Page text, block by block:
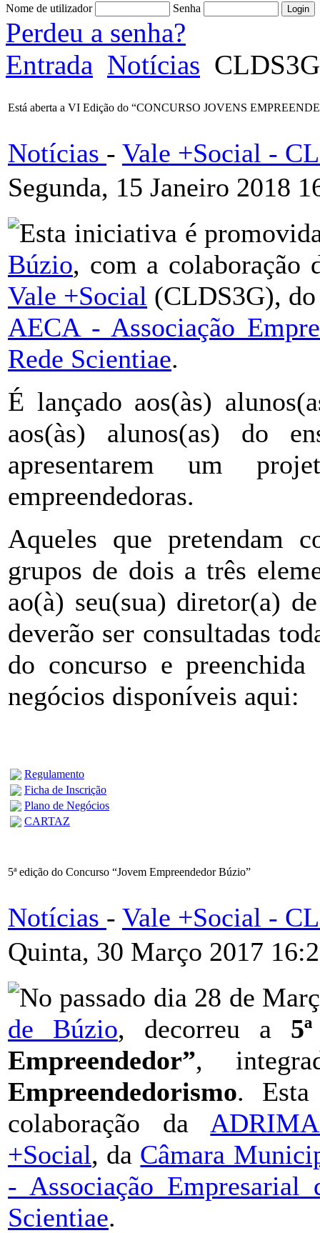
Nome de utilizador Senha
Perdeu a senha?
Entrada Notícias
Está aberta a VI Edição do “CONCURSO JOVENS
Notícias - Vale +Social -
Segunda, 15 Janeiro 2018
Esta iniciativa é
Búzio, com a colaboração
Vale +Social (CLDS3G),
AECA - Associação
Rede Scientiae.
É lançado aos(às)
aos(às) alunos(as) do
apresentarem um
empreendedoras.
Aqueles que pretendam
grupos de dois a três
ao(à) seu(sua) diretor(a)
deverão ser consultadas
do concurso e
negócios disponíveis aqui:
Regulamento
Ficha de Inscrição
Plano de Negócios
CARTAZ
5ª edição do Concurso “Jovem Empreendedor Búzio”
Notícias - Vale +Social -
Quinta, 30 Março 2017
No passado dia 28 de
de Búzio, decorreu a
Empreendedor”,
Empreendedorismo.
colaboração da
+Social, da Câmara
- Associação Empresarial
Scientiae.